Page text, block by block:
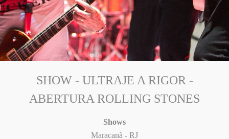
SHOW - ULTRAJE A RIGOR -
ABERTURA ROLLING STONES
Shows
Maracanã - RJ